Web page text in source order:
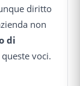
diritto
non
di
voci.